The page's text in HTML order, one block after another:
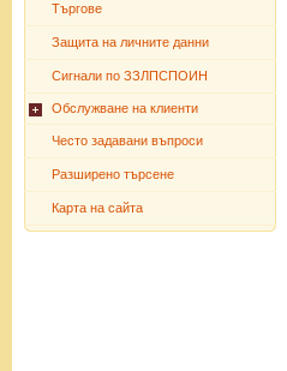
Търгове
Защита на личните данни
Сигнали по ЗЗЛПСПОИН
Обслужване на клиенти
Често задавани въпроси
Разширено търсене
Карта на сайта